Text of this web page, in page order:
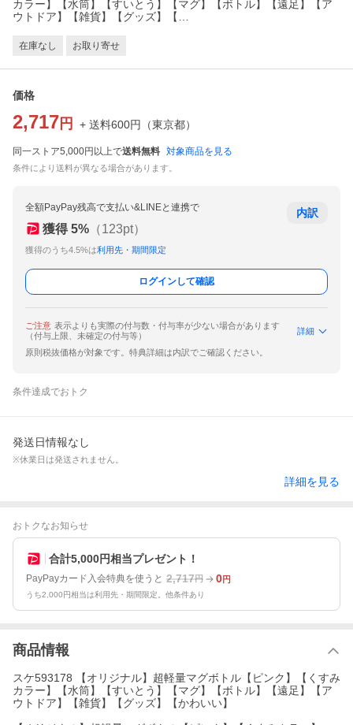
カラー】【水筒】【すいとう】【マグ】【ボトル】【遠足】【ア
ウトドア】【雑貨】【グッズ】【…
在庫なし お取り寄せ
価格
2,717 円 + 送料600円 （東京都）
同一ストア5,000円以上で送料無料 対象商品を見る
条件により送料が異なる場合があります。
全額PayPay残高で支払い&LINEと連携で
獲得 5% （123pt）
獲得のうち4.5%は利用先・期間限定
内訳
ログインして確認
ご注意 表示よりも実際の付与数・付与率が少ない場合があります
（付与上限、未確定の付与等）
詳細
原則税抜価格が対象です。特典詳細は内訳でご確認ください。
条件達成でおトク
発送日情報なし
※休業日は発送されません。
詳細を見る
おトクなお知らせ
合計5,000円相当プレゼント！
PayPayカード入会特典を使うと 2,717円 0円
うち2,000円相当は利用先・期間限定。他条件あり
商品情報
スケ593178 【オリジナル】超軽量マグボトル【ピンク】【くすみ
カラー】【水筒】【すいとう】【マグ】【ボトル】【遠足】【ア
ウトドア】【雑貨】【グッズ】【かわいい】